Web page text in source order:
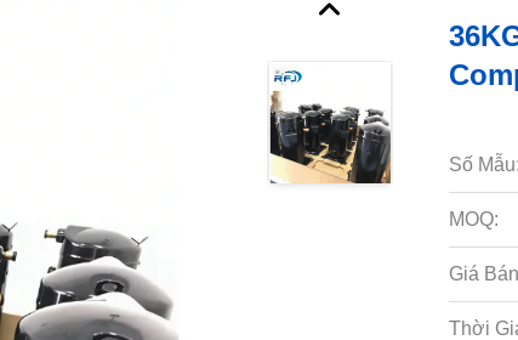
Số Mẫu:
MOQ:
Giá
Thời